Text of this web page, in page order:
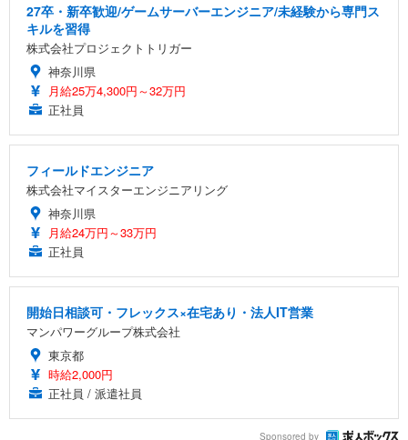
27卒・新卒歓迎/ゲームサーバーエンジニア/未経験から専門ス
キルを習得
株式会社プロジェクトトリガー
神奈川県
月給25万4,300円～32万円
正社員
フィールドエンジニア
株式会社マイスターエンジニアリング
神奈川県
月給24万円～33万円
正社員
開始日相談可・フレックス×在宅あり・法人IT営業
マンパワーグループ株式会社
東京都
時給2,000円
正社員 / 派遣社員
Sponsored by